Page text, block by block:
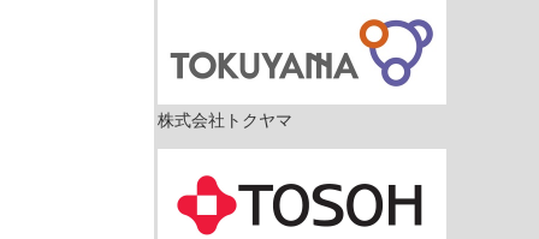
株式会社トクヤマ